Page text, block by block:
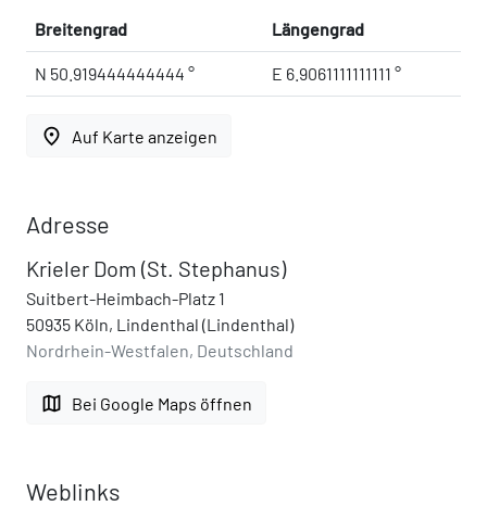
Breitengrad Längengrad
N 50.919444444444 ° E 6.9061111111111 °
place Auf Karte anzeigen
Adresse
Krieler Dom (St. Stephanus)
Suitbert-Heimbach-Platz 1
50935 Köln, Lindenthal (Lindenthal)
Nordrhein-Westfalen, Deutschland
map Bei Google Maps öffnen
Weblinks